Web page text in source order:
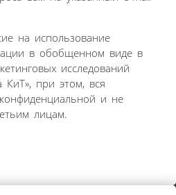
на использование
в обобщенном виде в
исследований
при этом, вся
и не
лицам.